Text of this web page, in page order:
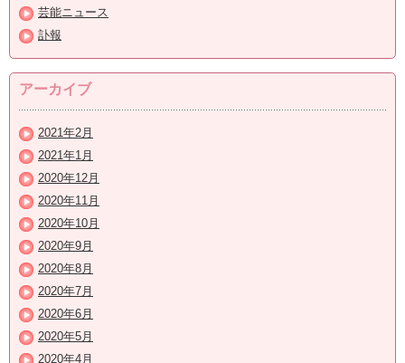
芸能ニュース
訃報
アーカイブ
2021年2月
2021年1月
2020年12月
2020年11月
2020年10月
2020年9月
2020年8月
2020年7月
2020年6月
2020年5月
2020年4月